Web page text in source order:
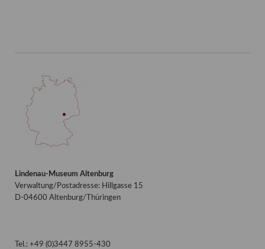
Lindenau-Museum Altenburg
Verwaltung/Postadresse: Hillgasse 15
D-04600 Altenburg/Thüringen
Tel.: +49 (0)3447 8955-430